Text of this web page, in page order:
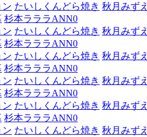
ン たいしくんどら焼き 秋月みずえ
杉本ラララANN0
ン たいしくんどら焼き 秋月みずえ
杉本ラララANN0
ン たいしくんどら焼き 秋月みずえ
杉本ラララANN0
ン たいしくんどら焼き 秋月みずえ
杉本ラララANN0
ン たいしくんどら焼き 秋月みずえ
杉本ラララANN0
ン たいしくんどら焼き 秋月みずえ